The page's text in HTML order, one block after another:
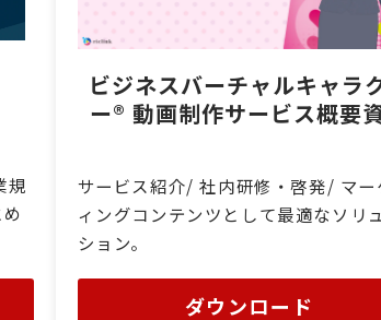
規
ビジネスバーチャルキャラ
ー® 動画制作サービス概要
サービス紹介/ 社内研修・啓発/ マー
ィングコンテンツとして最適なソリ
ション。
ダウンロード